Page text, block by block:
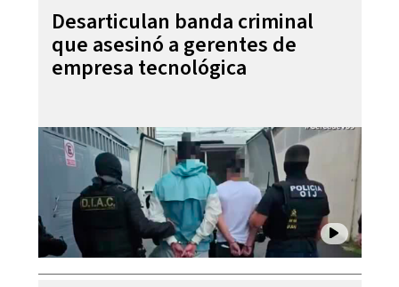
Desarticulan banda criminal
que asesinó a gerentes de
empresa tecnológica